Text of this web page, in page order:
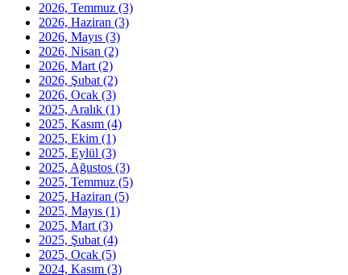
2026, Temmuz (3)
2026, Haziran (3)
2026, Mayıs (3)
2026, Nisan (2)
2026, Mart (2)
2026, Şubat (2)
2026, Ocak (3)
2025, Aralık (1)
2025, Kasım (4)
2025, Ekim (1)
2025, Eylül (3)
2025, Ağustos (3)
2025, Temmuz (5)
2025, Haziran (5)
2025, Mayıs (1)
2025, Mart (3)
2025, Şubat (4)
2025, Ocak (5)
2024, Kasım (3)